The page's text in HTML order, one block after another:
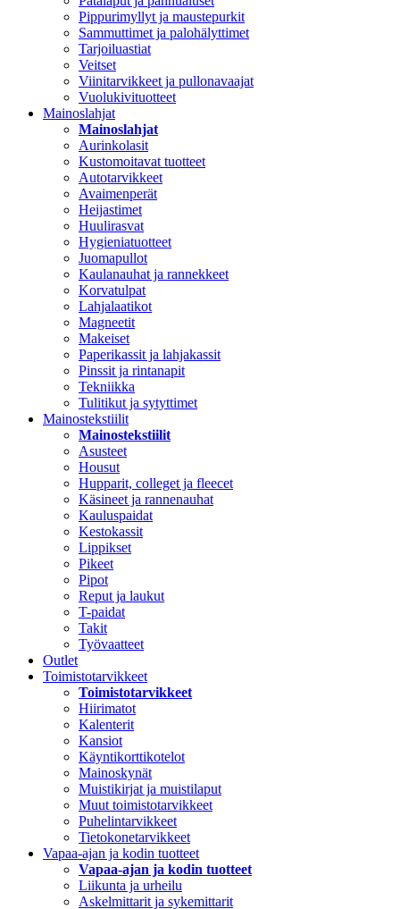
Pippurimyllyt ja maustepurkit
Sammuttimet ja palohälyttimet
Tarjoiluastiat
Veitset
Viinitarvikkeet ja pullonavaajat
Vuolukivituotteet
Mainoslahjat
Mainoslahjat
Aurinkolasit
Kustomoitavat tuotteet
Autotarvikkeet
Avaimenperät
Heijastimet
Huulirasvat
Hygieniatuotteet
Juomapullot
Kaulanauhat ja rannekkeet
Korvatulpat
Lahjalaatikot
Magneetit
Makeiset
Paperikassit ja lahjakassit
Pinssit ja rintanapit
Tekniikka
Tulitikut ja sytyttimet
Mainostekstiilit
Mainostekstiilit
Asusteet
Housut
Hupparit, colleget ja fleecet
Käsineet ja rannenauhat
Kauluspaidat
Kestokassit
Lippikset
Pikeet
Pipot
Reput ja laukut
T-paidat
Takit
Työvaatteet
Outlet
Toimistotarvikkeet
Toimistotarvikkeet
Hiirimatot
Kalenterit
Kansiot
Käyntikorttikotelot
Mainoskynät
Muistikirjat ja muistilaput
Muut toimistotarvikkeet
Puhelintarvikkeet
Tietokonetarvikkeet
Vapaa-ajan ja kodin tuotteet
Vapaa-ajan ja kodin tuotteet
Liikunta ja urheilu
Askelmittarit ja sykemittarit